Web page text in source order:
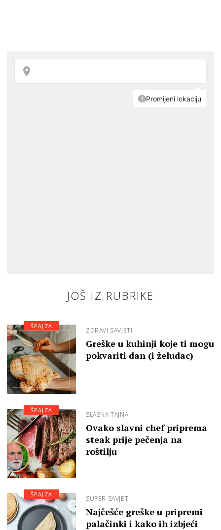
JOŠ IZ RUBRIKE
ZDRAVI SAVJETI
Greške u kuhinji koje ti mogu
pokvariti dan (i želudac)
ŠPAJZA
SLASNA TAJNA
Ovako slavni chef priprema
steak prije pečenja na
roštilju
ŠPAJZA
SUPER SAVJETI
Najčešće greške u pripremi
palačinki i kako ih izbjeći
ŠPAJZA